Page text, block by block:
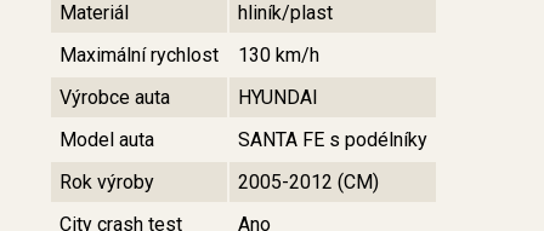
Materiál
hliník/plast
Maximální rychlost
130 km/h
Výrobce auta
HYUNDAI
Model auta
SANTA FE s podélníky
Rok výroby
2005-2012 (CM)
City crash test
Ano